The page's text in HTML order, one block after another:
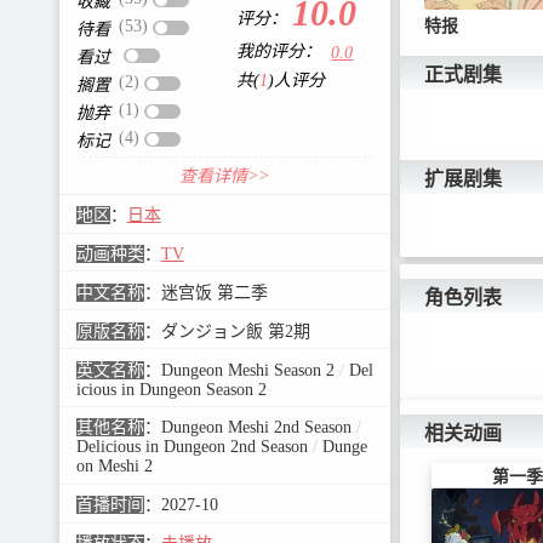
待看 (53)
看过
搁置 (2)
抛弃 (1)
标记 (4)
评分： 10.0
我的评分：
0.0
共(1)人评分
查看详情>>
地区 ： 日本
动画种类 ： TV
中文名称： 迷宫饭 第二季
原版名称： ダンジョン飯 第2期
英文名称： Dungeon Meshi Season 2 /Del
icious in Dungeon Season 2
其他名称： Dungeon Meshi 2nd Season /
Delicious in Dungeon 2nd Season /Dunge
on Meshi 2
首播时间 ： 2027-10
特报
正式剧集
扩展剧集
角色列表
相关动画
第一季